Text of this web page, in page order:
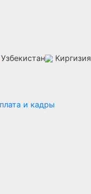
Узбекистан Киргизия
и кадры